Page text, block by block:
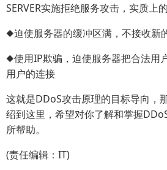
SERVER实施拒绝服务攻击，实质上
◆迫使服务器的缓冲区满，不接收新
◆使用IP欺骗，迫使服务器把合法用
用户的连接
这就是DDoS攻击原理的目标导向，
绍到这里，希望对你了解和掌握
所帮助。
(责任编辑：IT)